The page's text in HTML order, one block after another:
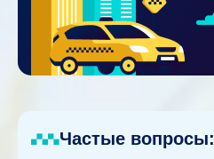
Частые вопросы: